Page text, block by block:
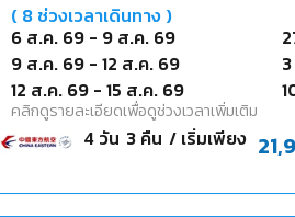
( 8ช่วงเวลาเดินทาง )
6 ส.ค. 69 - 9 ส.ค. 69
9 ส.ค. 69 -12 ส.ค. 69
12 ส.ค. 69 -15 ส.ค. 69
คลิกดูรายละเอียดเพื่อดูช่วงเวลาเพิ่มเติม
4วัน 3คืน / เริ่มเพียง